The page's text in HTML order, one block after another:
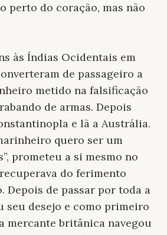
perto do coração, mas não
às Índias Ocidentais em
de passageiro a
metido na falsificação
de armas. Depois
e lã a Austrália.
quero ser um
prometeu a si mesmo no
do ferimento
Depois de passar por toda a
seu desejo e como primeiro
mercante britânica navegou